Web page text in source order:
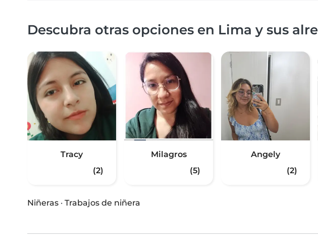
Descubra otras opciones en Lima y sus
Tracy
(2)
Milagros
(5)
Angely
(2)
Niñeras · Trabajos de niñera